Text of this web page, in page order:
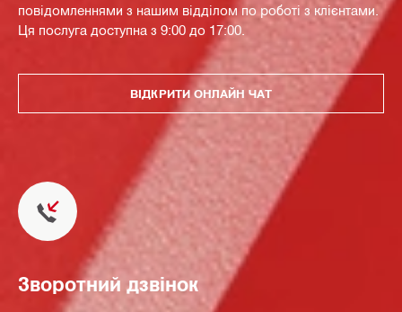
повідомленнями з нашим відділом по роботі з клієнтами.
Ця послуга доступна з 9:00 до 17:00.
ВІДКРИТИ ОНЛАЙН ЧАТ
Зворотний дзвінок